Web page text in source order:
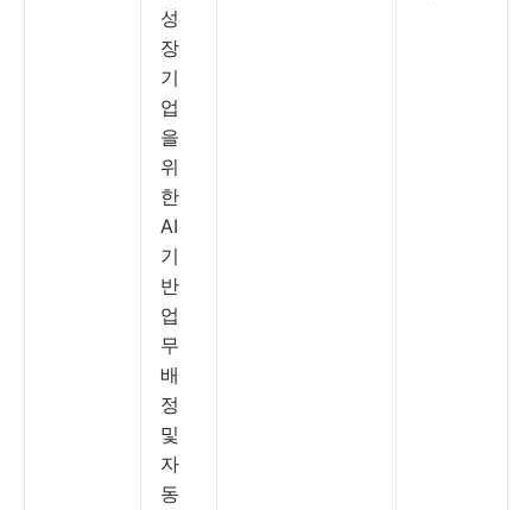
성
장
기
업
을
위
한
AI
기
반
업
무
배
정
및
자
동